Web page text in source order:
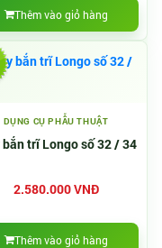
Thêm vào giỏ hàng
DỤNG CỤ PHẪU THUẬT
bắn trĩ Longo số 32 / 34
2.580.000 VNĐ
Thêm vào giỏ hàng